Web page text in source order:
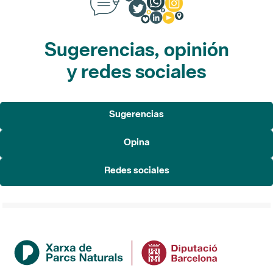
Sugerencias, opinión
y redes sociales
Sugerencias
Opina
Redes sociales